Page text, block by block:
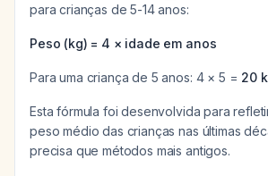
para crianças de 5-14 anos:
Peso (kg) = 4 × idade em anos
Para uma criança de 5 anos: 4 × 5 = 20
Esta fórmula foi desenvolvida para
peso médio das crianças nas últimas
precisa que métodos mais antigos.